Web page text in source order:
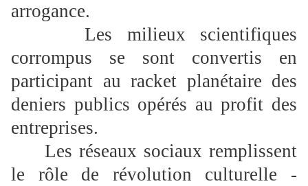
arrogance.
Les milieux scientifiques
corrompus se sont convertis en
participant au racket planétaire des
deniers publics opérés au profit des
entreprises.
Les réseaux sociaux remplissent
le rôle de révolution culturelle -